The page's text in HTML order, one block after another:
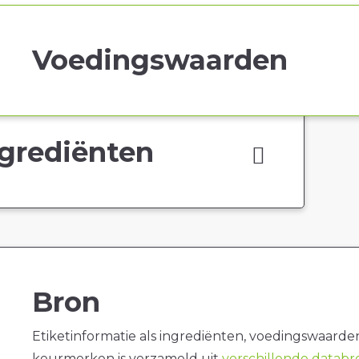
Voedingswaarden
Bron
Etiketinformatie als ingrediënten,